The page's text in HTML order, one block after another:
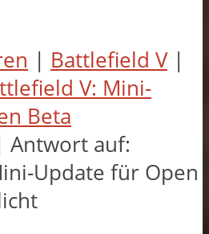
| Battlefield V |
V: Mini-
Beta
Antwort auf:
Update für Open